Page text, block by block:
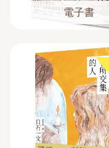
電子書